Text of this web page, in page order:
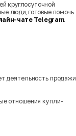
круглосуточной
люди, готовые помочь
чате Telegram.
деятельность продажи
отношения купли-